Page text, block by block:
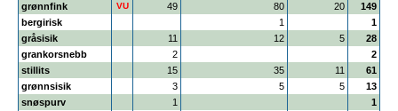
grønnfink
VU 49 80 20
149
bergirisk
1
1
gråsisik
11 12 5
28
grankorsnebb
2
2
stillits
15 35 11
61
grønnsisik
3 5 5
13
snøspurv
1
1